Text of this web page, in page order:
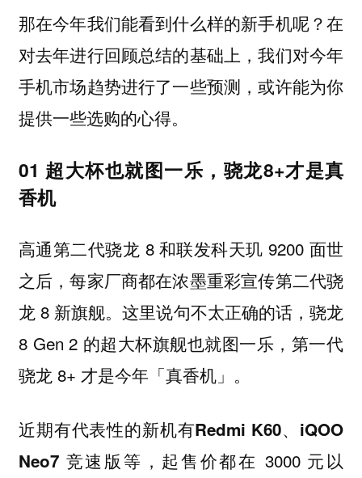
那在今年我们能看到什么样的新手机呢？在
对去年进行回顾总结的基础上，我们对今年
手机市场趋势进行了一些预测，或许能为你
提供一些选购的心得。
01 超大杯也就图一乐，骁龙8+才是真
香机
高通第二代骁龙 8 和联发科天玑 9200 面世
之后，每家厂商都在浓墨重彩宣传第二代骁
龙 8 新旗舰。这里说句不太正确的话，骁龙
8 Gen 2 的超大杯旗舰也就图一乐，第一代
骁龙 8+ 才是今年「真香机」。
近期有代表性的新机有Redmi K60、iQOO
Neo7 竞速版等 ，起售价都在 3000 元以